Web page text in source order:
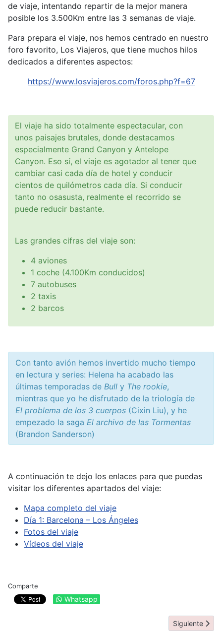
de viaje, intentando repartir de la mejor manera
posible los 3.500Km entre las 3 semanas de viaje.
Para prepara el viaje, nos hemos centrado en nuestro
foro favorito, Los Viajeros, que tiene muchos hilos
dedicados a diferentes aspectos:
https://www.losviajeros.com/foros.php?f=67
El viaje ha sido totalmente espectacular, con
unos paisajes brutales, donde destacamos
especialmente Grand Canyon y Antelope
Canyon. Eso sí, el viaje es agotador al tener que
cambiar casi cada día de hotel y conducir
cientos de quilómetros cada día. Si conducir
tanto no osasusta, realmente el recorrido se
puede reducir bastante.
Las grandes cifras del viaje son:
4 aviones
1 coche (4.100Km conducidos)
7 autobuses
2 taxis
2 barcos
Con tanto avión hemos invertido mucho tiempo
en lectura y series: Helena ha acabado las
últimas temporadas de Bull y The rookie,
mientras que yo he disfrutado de la triología de
El problema de los 3 cuerpos (Cixin Liu), y he
empezado la saga El archivo de las Tormentas
(Brandon Sanderson)
A continuación te dejo los enlaces para que puedas
visitar los diferentes apartados del viaje:
Mapa completo del viaje
Día 1: Barcelona – Los Ángeles
Fotos del viaje
Vídeos del viaje
Comparte
Whatsapp
Artículo
Siguiente